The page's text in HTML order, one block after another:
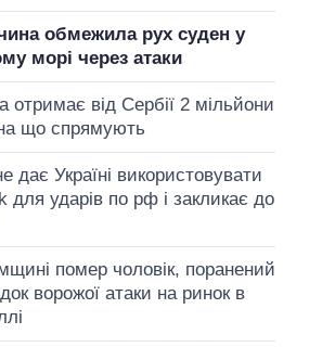
обмежила рух суден у
морі через атаки
отримає від Сербії 2 мільйони
що спрямують
дає Україні використовувати
для ударів по рф і закликає до
помер чоловік, поранений
ворожої атаки на ринок в